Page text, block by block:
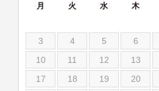
月 火 水 木
3
4 5 6
10
11 12 13
17
18 19 20